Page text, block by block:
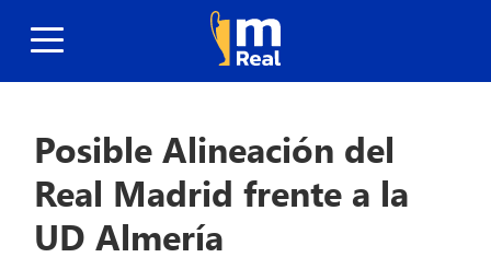
Posible Alineación del
Real Madrid frente a la
UD Almería